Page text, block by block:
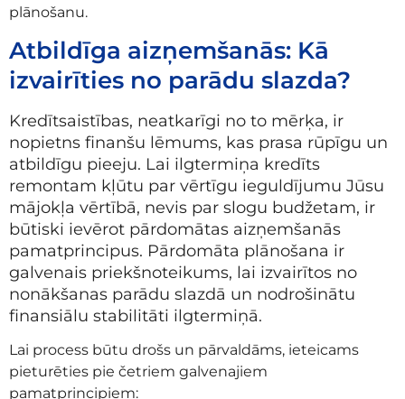
plānošanu.
Atbildīga aizņemšanās: Kā
izvairīties no parādu slazda?
Kredītsaistības, neatkarīgi no to mērķa, ir
nopietns finanšu lēmums, kas prasa rūpīgu un
atbildīgu pieeju. Lai ilgtermiņa kredīts
remontam kļūtu par vērtīgu ieguldījumu Jūsu
mājokļa vērtībā, nevis par slogu budžetam, ir
būtiski ievērot pārdomātas aizņemšanās
pamatprincipus. Pārdomāta plānošana ir
galvenais priekšnoteikums, lai izvairītos no
nonākšanas parādu slazdā un nodrošinātu
finansiālu stabilitāti ilgtermiņā.
Lai process būtu drošs un pārvaldāms, ieteicams
pieturēties pie četriem galvenajiem
pamatprincipiem: